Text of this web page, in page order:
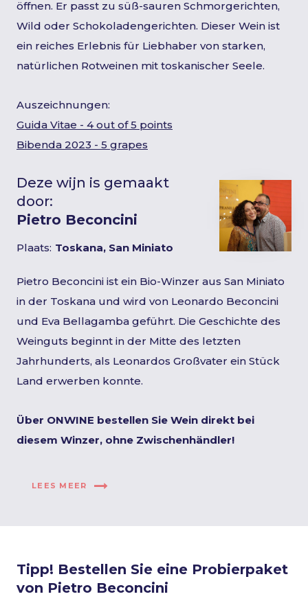
öffnen. Er passt zu süß-sauren Schmorgerichten,
Wild oder Schokoladengerichten. Dieser Wein ist
ein reiches Erlebnis für Liebhaber von starken,
natürlichen Rotweinen mit toskanischer Seele.
Auszeichnungen:
Guida Vitae - 4 out of 5 points
Bibenda 2023 - 5 grapes
Deze wijn is gemaakt
door:
Pietro Beconcini
Plaats: Toskana, San Miniato
Pietro Beconcini ist ein Bio-Winzer aus San Miniato
in der Toskana und wird von Leonardo Beconcini
und Eva Bellagamba geführt. Die Geschichte des
Weinguts beginnt in der Mitte des letzten
Jahrhunderts, als Leonardos Großvater ein Stück
Land erwerben konnte.
Über ONWINE bestellen Sie Wein direkt bei
diesem Winzer, ohne Zwischenhändler!
LEES MEER
Tipp! Bestellen Sie eine Probierpaket
von Pietro Beconcini